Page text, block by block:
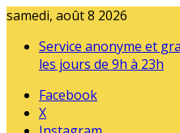
samedi, août 8 2026
Service anonyme et
les jours de 9h à 23h
Facebook
X